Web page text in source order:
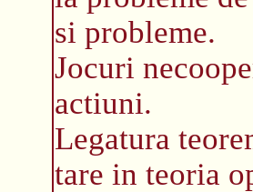
si probleme.
Jocuri
actiuni.
Legatura
tare in teoria